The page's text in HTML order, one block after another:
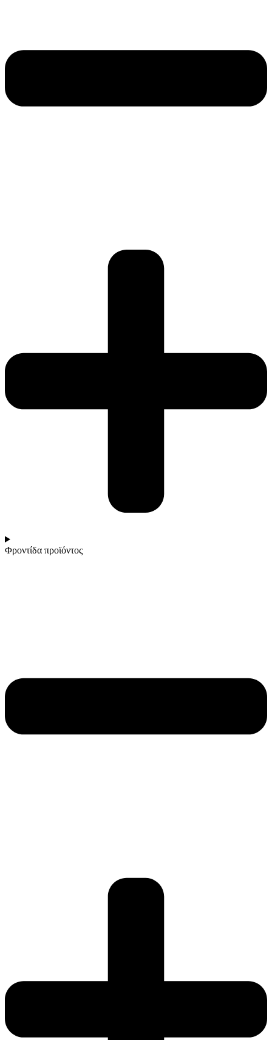
Φροντίδα προϊόντος